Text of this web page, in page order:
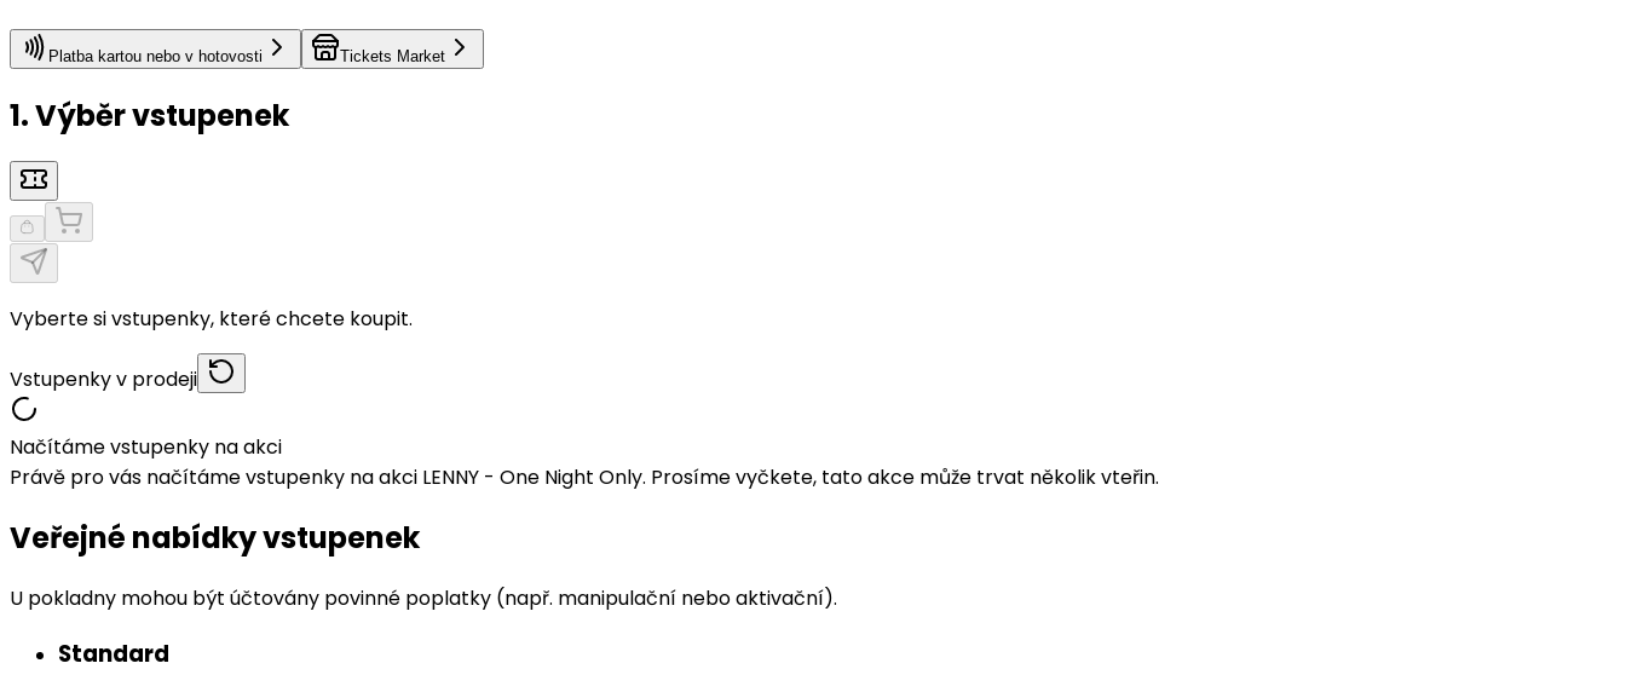
Platba kartou nebo v hotovosti Tickets Market
1. Výběr vstupenek
Vyberte si vstupenky, které chcete koupit.
Vstupenky v prodeji
Načítáme vstupenky na akci
Právě pro vás načítáme vstupenky na akci LENNY - One Night Only. Prosíme vyčkete, tato akce může trvat několik vteřin.
Veřejné nabídky vstupenek
U pokladny mohou být účtovány povinné poplatky (např. manipulační nebo aktivační).
Standard